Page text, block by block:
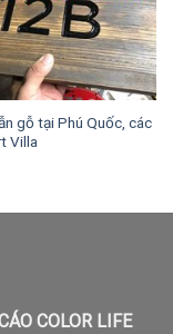
gỗ tại Phú Quốc, các
Villa
COLOR LIFE